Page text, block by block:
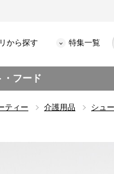
から探す 特集一覧
・フード
ティー 介護用品 シュ